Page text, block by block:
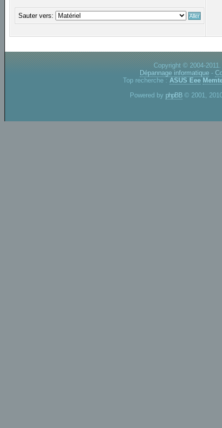
Sauter vers:
Copyright © 2004-
Dépannage informatique -
Top recherche : ASUS Eee
Powered by phpBB © 2001,